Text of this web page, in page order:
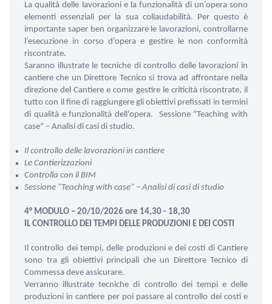
La qualità delle lavorazioni e la funzionalità di un’opera sono
elementi essenziali per la sua collaudabilità. Per questo è
importante saper ben organizzare le lavorazioni, controllarne
l’esecuzione in corso d’opera e gestire le non conformità
riscontrate.
Saranno illustrate le tecniche di controllo delle lavorazioni in
cantiere che un Direttore Tecnico si trova ad affrontare nella
direzione del Cantiere e come gestire le criticità riscontrate, il
tutto con il fine di raggiungere gli obiettivi prefissati in termini
di qualità e funzionalità dell’opera.
Sessione "Teaching with
case" – Analisi di casi di studio.
Il controllo delle lavorazioni in cantiere
Le Cantierizzazioni
Controlla con il BIM
Sessione "Teaching with case" – Analisi di casi di studio
4° MODULO – 20/10/2026 ore 14,30 - 18,30
IL CONTROLLO DEI TEMPI DELLE PRODUZIONI E DEI COSTI
Il controllo dei tempi, delle produzioni e dei costi di Cantiere
sono tra gli obiettivi principali che un Direttore Tecnico di
Commessa deve assicurare.
Verranno illustrate tecniche di controllo dei tempi e delle
produzioni in cantiere per poi passare al controllo dei costi e